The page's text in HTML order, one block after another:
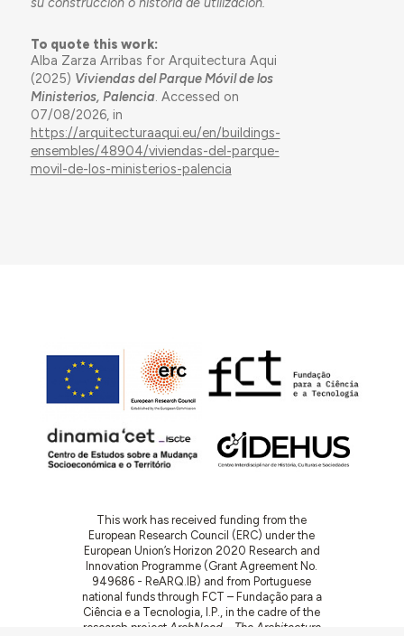
To quote this work:
Alba Zarza Arribas for Arquitectura Aqui
(2025) Viviendas del Parque Móvil de los
Ministerios, Palencia . Accessed on
07/08/2026, in
https://arquitecturaaqui.eu/en/buildings-
ensembles/48904/viviendas-del-parque-
movil-de-los-ministerios-palencia
This work has received funding from the
European Research Council (ERC) under the
European Union’s Horizon 2020 Research and
Innovation Programme (Grant Agreement No.
949686 - ReARQ.IB) and from Portuguese
national funds through FCT – Fundação para a
Ciência e a Tecnologia, I.P., in the cadre of the
research project ArchNeed – The Architecture